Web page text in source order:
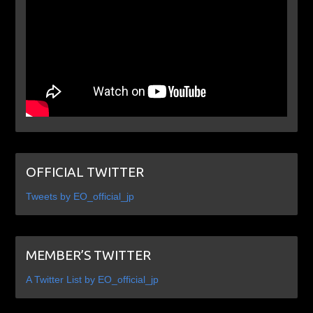
OFFICIAL TWITTER
Tweets by EO_official_jp
MEMBER’S TWITTER
A Twitter List by EO_official_jp